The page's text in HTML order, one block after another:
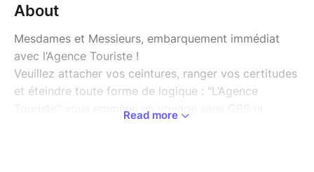
About
Mesdames et Messieurs, embarquement immédiat
avec l’Agence Touriste !
Veuillez attacher vos ceintures, ranger vos certitudes
et éteindre toute forme de logique : "L’Agence
Touriste" vous emmène en voyage sans GPS ni
Read more